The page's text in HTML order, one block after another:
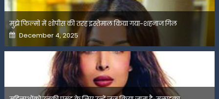
मुझे फिल्मों में शोपीस की तरह इस्तेमाल किया गया-शहनाज गिल
Posted
on
December 4, 2025